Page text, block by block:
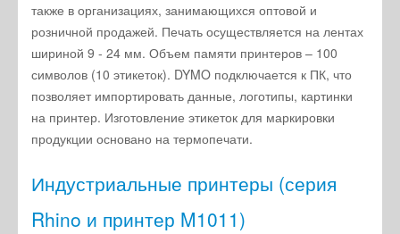
также в организациях, занимающихся оптовой и
розничной продажей. Печать осуществляется на лентах
шириной 9 - 24 мм. Объем памяти принтеров – 100
символов (10 этикеток). DYMO подключается к ПК, что
позволяет импортировать данные, логотипы, картинки
на принтер. Изготовление этикеток для маркировки
продукции основано на термопечати.
Индустриальные принтеры (серия
Rhino и принтер M1011)